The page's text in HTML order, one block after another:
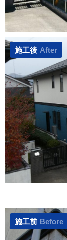
施工後 After
施工前 Before